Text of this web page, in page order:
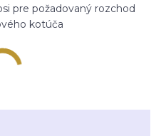
pre požadovaný rozchod
kotúča